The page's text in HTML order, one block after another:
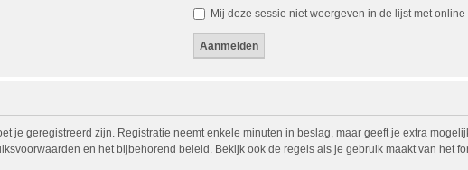
Mij deze sessie niet weergeven in de lijst met
je geregistreerd zijn. Registratie neemt enkele minuten in beslag, maar geeft je extra
en het bijbehorend beleid. Bekijk ook de regels als je gebruik maakt van het